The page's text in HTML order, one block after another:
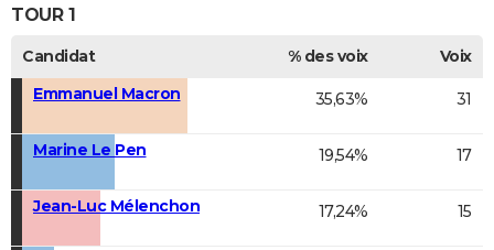
TOUR 1
Candidat % des voix
Voix
Emmanuel Macron
35,63% 31
Marine Le Pen 19,54% 17
Jean-Luc Mélenchon 17,24% 15